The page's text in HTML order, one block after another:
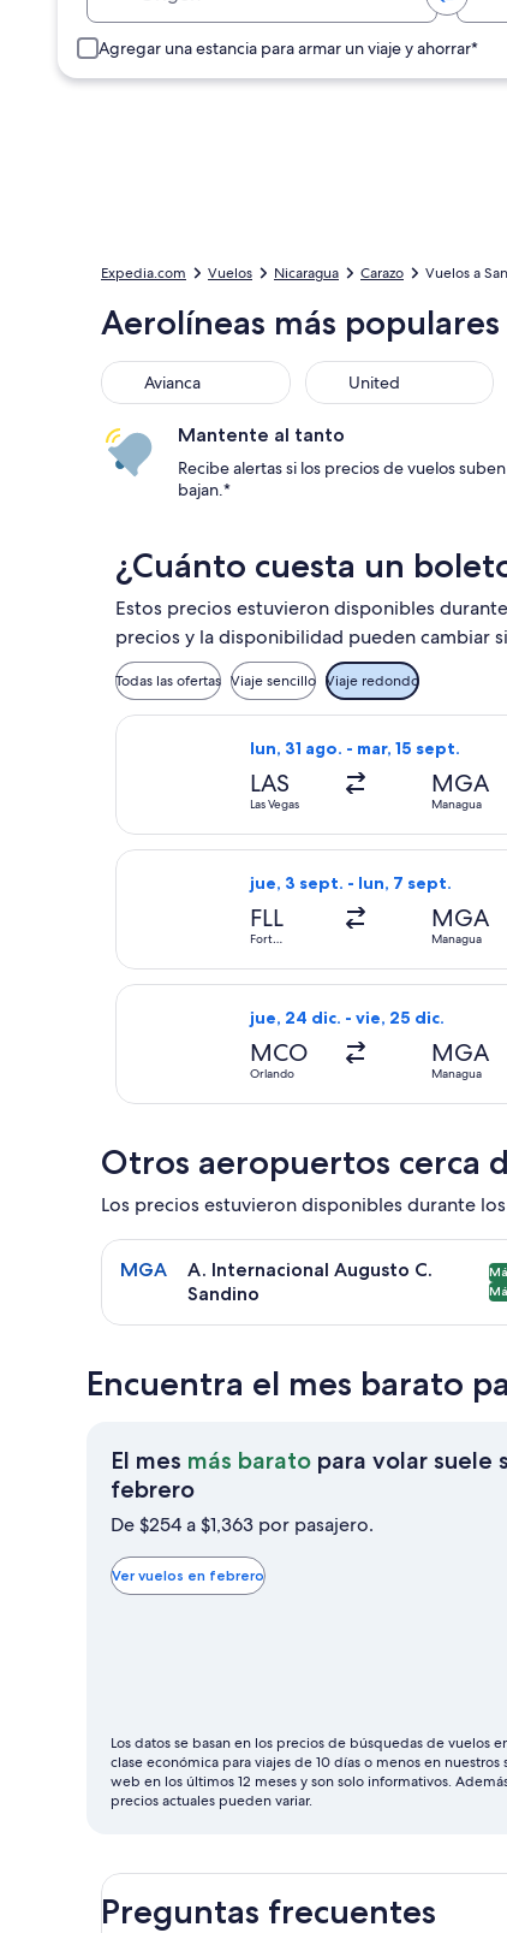
Agregar una estancia para armar un viaje y ahorrar*
Expedia.com Vuelos Nicaragua Carazo Vuelos a
Aerolíneas más
Avianca
Avianca United
United
Mantente al tanto
Recibe alertas si los precios de vuelos
bajan.*
¿Cuánto cuesta un
Estos precios estuvieron disponibles
precios y la disponibilidad pueden cambiar
Todas las ofertas Viaje sencillo Viaje redondo
lun, 31 ago. - mar, 15 sept.
LAS
Las Vegas
MGA
Managua
Seleccionar vuelo de
jue, 3 sept. - lun, 7 sept.
FLL
Fort
MGA
Managua
Seleccionar vuelo de Copa,
jue, 24 dic. - vie, 25 dic.
MCO
Orlando
MGA
Managua
Seleccionar vuelo de
Otros aeropuertos cerca
Los precios estuvieron disponibles durante
Seleccionar vuelo a A. Internacional Augusto
MGA
A. Internacional Augusto C.
Sandino
Encuentra el mes barato
El mes más barato para volar suele
febreroEl
mes
barato
para
De $254 a $1,363 por pasajero.
Ver vuelos en febrero
Los datos se basan en los precios de búsquedas de vuelos
clase económica para viajes de 10 días o menos en nuestros
web en los últimos 12 meses y son solo informativos.
precios actuales pueden variar.
Preguntas frecuentes